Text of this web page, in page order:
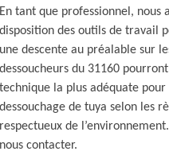
En tant que professionnel, nous
disposition des outils de travail
une descente au préalable sur
dessoucheurs du 31160
technique la plus adéquate pour
dessouchage de tuya selon les
respectueux de
nous contacter.